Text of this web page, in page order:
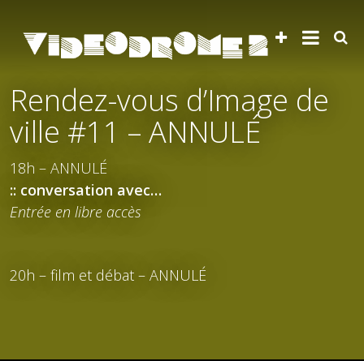
Rendez-vous d’Image de
ville #11 – ANNULÉ
18h – ANNULÉ
:: conversation avec…
Entrée en libre accès
20h – film et débat – ANNULÉ